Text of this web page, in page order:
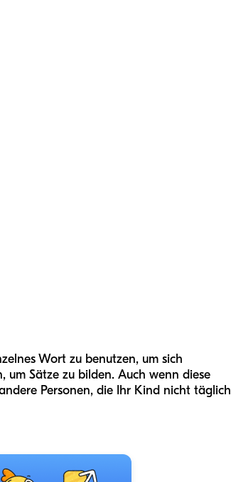
Wort zu benutzen, um sich
um Sätze zu bilden. Auch wenn diese
Personen, die Ihr Kind nicht täglich